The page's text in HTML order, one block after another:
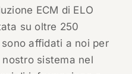
ECM di ELO
su oltre 250
affidati a noi per
sistema nel